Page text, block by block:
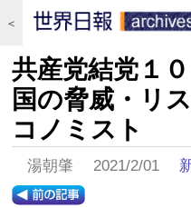
＜
共産党結党１
国の脅威・リ
コノミスト
湯朝肇 2021/2/01